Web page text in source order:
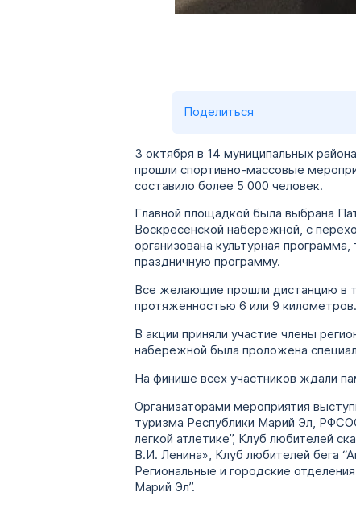
Поделиться
3 октября в 14 муниципальных
прошли спортивно-массовые
составило более 5 000 человек.
Главной площадкой была выбрана
Воскресенской набережной, с
организована культурная
праздничную программу.
Все желающие прошли дистанцию в
протяженностью 6 или 9 километров.
В акции приняли участие члены
набережной была проложена
На финише всех участников ждали
Организаторами мероприятия
туризма Республики Марий Эл,
легкой атлетике”, Клуб любителей
В.И. Ленина», Клуб любителей бега
Региональные и городские
Марий Эл”.